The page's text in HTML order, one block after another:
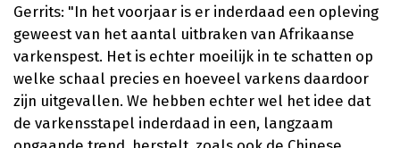
Gerrits: "In het voorjaar is er inderdaad een opleving
geweest van het aantal uitbraken van Afrikaanse
varkenspest. Het is echter moeilijk in te schatten op
welke schaal precies en hoeveel varkens daardoor
zijn uitgevallen. We hebben echter wel het idee dat
de varkensstapel inderdaad in een, langzaam